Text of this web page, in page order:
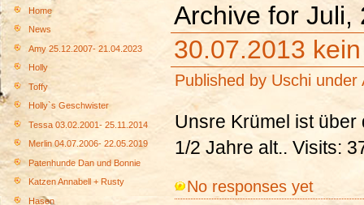
Home
News
Amy 25.12.2007- 21.04.2023
Holly
Toffy
Holly`s Geschwister
Tessa 03.02.2001- 25.11.2014
Merlin 04.07.2006- 22.05.2019
Patenhunde Dan und Bonnie
Katzen Annabell + Rusty
Hasen
Archive for Juli,
30.07.2013
Published by Uschi under
Unsre Krümel ist
1/2 Jahre alt.. Visits:
No responses yet